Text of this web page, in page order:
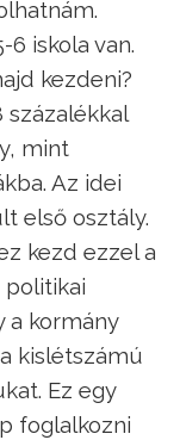
6 iskola van.
kezdeni?
százalékkal
mint
Az idei
első osztály.
kezd ezzel a
politikai
a kormány
kislétszámú
Ez egy
foglalkozni